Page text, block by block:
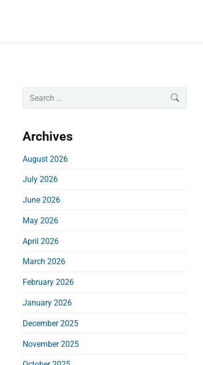
c
h
o
Archives
August 2026
July 2026
June 2026
May 2026
April 2026
March 2026
February 2026
January 2026
December 2025
November 2025